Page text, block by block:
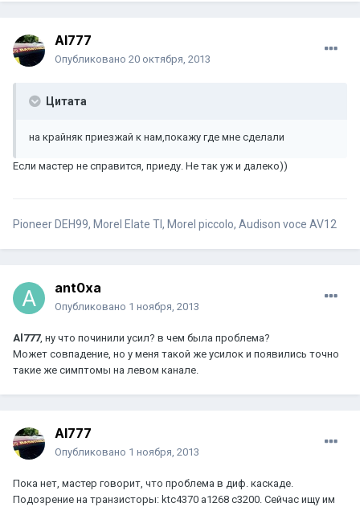
Al777
Опубликовано 20 октября, 2013
Цитата
на крайняк приезжай к нам,покажу где мне сделали
Если мастер не справится, приеду. Не так уж и далеко))
Pioneer DEH99, Morel Elate TI, Morel piccolo, Audison voce AV12
ant0xa
Опубликовано 1 ноября, 2013
Al777, ну что починили усил? в чем была проблема?
Может совпадение, но у меня такой же усилок и появились точно
такие же симптомы на левом канале.
Al777
Опубликовано 1 ноября, 2013
Пока нет, мастер говорит, что проблема в диф. каскаде.
Подозрение на транзисторы: ktc4370 a1268 c3200. Сейчас ищу им